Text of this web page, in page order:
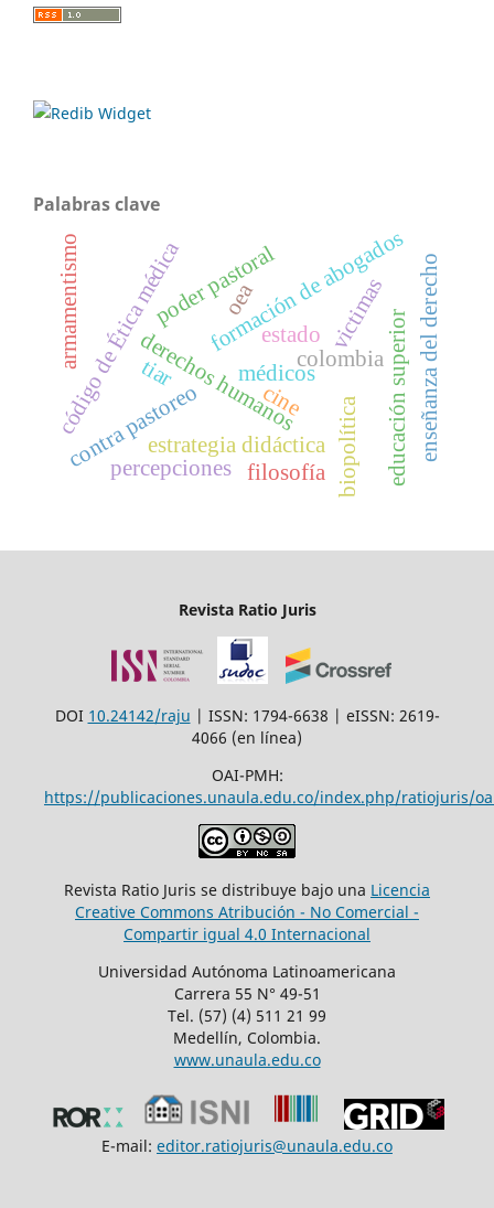
Palabras clave
derechos humanos
médicos
código de Ética médica colombia educación superior
formación de abogados
estrategia didáctica enseñanza del derecho
armamentismo
tiar
oea
poder pastoral
contra pastoreo
estado
biopolítica
filosofía
victimas
percepciones
cine
Revista Ratio Juris
DOI 10.24142/raju | ISSN: 1794-6638 | eISSN: 2619-
4066 (en línea)
OAI-PMH:
https://publicaciones.unaula.edu.co/index.php/ratiojuris/
Revista Ratio Juris se distribuye bajo una Licencia
Creative Commons Atribución - No Comercial -
Compartir igual 4.0 Internacional
Universidad Autónoma Latinoamericana
Carrera 55 N° 49-51
Tel. (57) (4) 511 21 99
Medellín, Colombia.
www.unaula.edu.co
E-mail: editor.ratiojuris@unaula.edu.co